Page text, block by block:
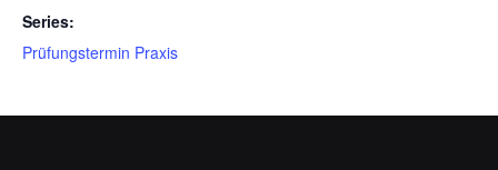
Series:
Prüfungstermin Praxis